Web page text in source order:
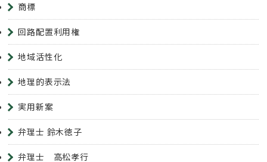
商標
回路配置利用権
地域活性化
地理的表示法
実用新案
弁理士 鈴木徳子
弁理士 高松孝行